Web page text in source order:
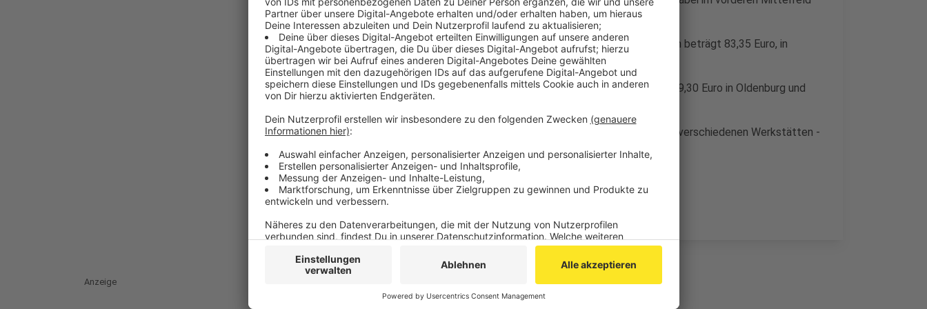
auf Platz neun.
Der bundesweite Durchschnittspreis für eine Standard-Inspektion beträgt 83,35 Euro, in
Aachen kostet sie etwa 89 Euro.
Die Preisspanne ist allerdings erheblich und schwankt zwischen 49,30 Euro in Oldenburg und
114,30 Euro in Ingolstadt.
Experten raten: Auch in Aachen lohnt sich ein Vergleich zwischen verschiedenen Werkstätten -
denn die Preise können deutlich variieren.
Anzeige
Anzeige